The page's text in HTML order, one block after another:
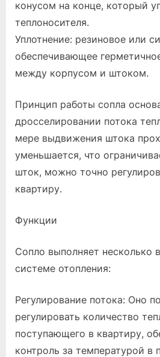
конусом на конце, который
теплоносителя.
Уплотнение: резиновое или
обеспечивающее
между корпусом и штоком.
Принцип работы сопла
дросселировании потока
мере выдвижения штока
уменьшается, что
шток, можно точно
квартиру.
Функции
Сопло выполняет несколько
системе отопления:
Регулирование потока: Оно
регулировать количество
поступающего в квартиру,
контроль за температурой в